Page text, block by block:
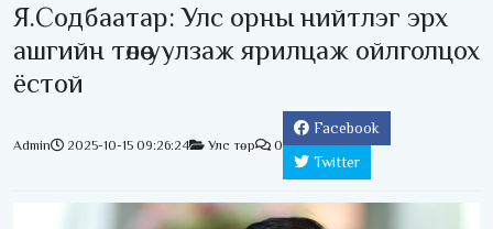
Я.Содбаатар: Улс орны нийтлэг эрх
ашгийн төлөө уулзаж ярилцаж ойлголцох
ёстой
Admin 2025-10-15 09:26:24 Улс төр 0
Facebook
Twitter